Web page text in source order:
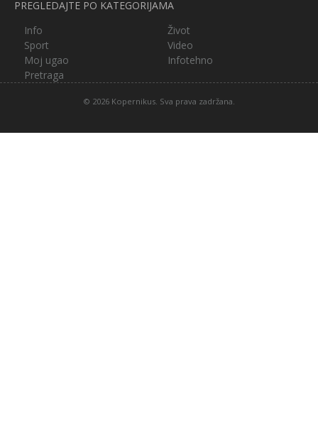
PREGLEDAJTE PO KATEGORIJAMA
Info
Život
Sport
Video
Moj ugao
Infotehno
Pretraga
© 2026 Kopernikus. Sva prava zadržana.